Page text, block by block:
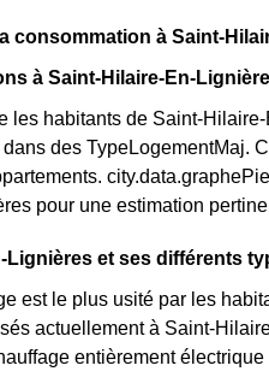
consommation à Saint-
à Saint-Hilaire-En-
les habitants de Saint-
des TypeLogementMaj.
pour une estimation
Lignières et ses différents
est le plus usité par les
actuellement à Saint-
entièrement